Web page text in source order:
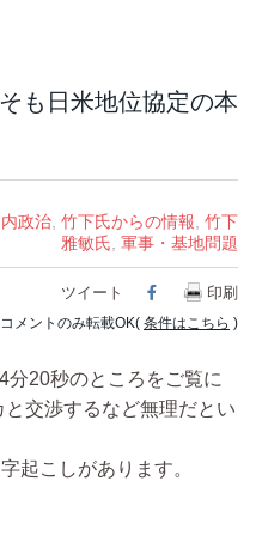
も日米地位協定の本
政治 竹下氏からの情報 竹下
雅敏氏 軍事・基地問題
ツイート Facebook
印刷
コメントのみ転載OK( 条件はこちら )
20秒のところをご覧に
交渉するなど無理だとい
起こしがあります。